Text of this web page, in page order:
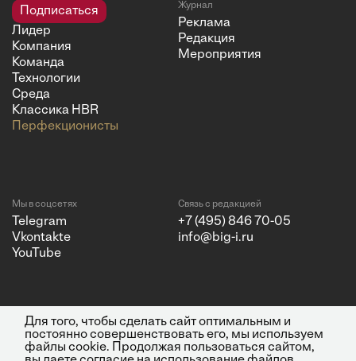
Подписаться
Лидер
Компания
Команда
Технологии
Среда
Классика HBR
Перфекционисты
Журнал
Реклама
Редакция
Мероприятия
Мы в соцсетях
Telegram
Vkontakte
YouTube
Связь с редакцией
+7 (495) 846 70-05
info@big-i.ru
© 2026 ООО "Бизнес Инсайт
Медиа"
ИНН 7720850533 и ОГРН
Политика конфиденциальности
Для того, чтобы сделать сайт оптимальным и
постоянно совершенствовать его, мы используем
файлы cookie. Продолжая пользоваться сайтом,